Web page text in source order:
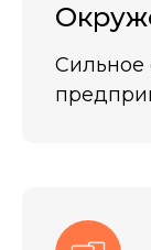
Сильное